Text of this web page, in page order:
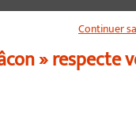
Continuer
» respecte